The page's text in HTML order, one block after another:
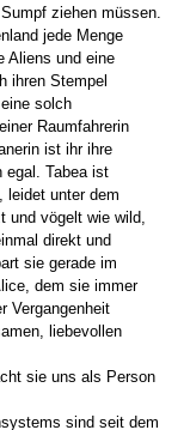
ziehen müssen.
jede Menge
Aliens und eine
ihren Stempel
solch
Raumfahrerin
ist ihr ihre
egal. Tabea ist
leidet unter dem
und vögelt wie wild,
direkt und
sie gerade im
dem sie immer
Vergangenheit
liebevollen
sie uns als Person
sind seit dem